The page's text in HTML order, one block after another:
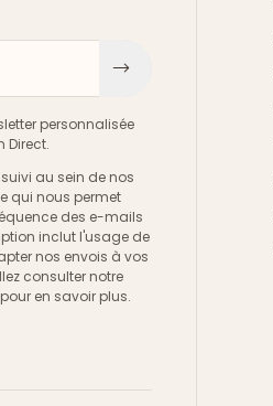
personnalisée
Direct.
au sein de nos
qui nous permet
des e-mails
inclut l'usage de
nos envois à vos
consulter notre
pour en savoir plus.